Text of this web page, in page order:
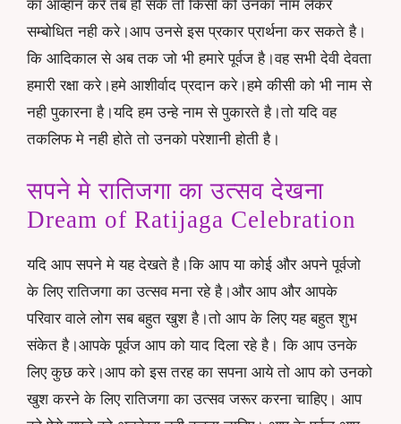
का आव्हान करे तब हो सके तो किसी को उनका नाम लेकर
सम्बोधित नही करे।आप उनसे इस प्रकार प्रार्थना कर सकते है।
कि आदिकाल से अब तक जो भी हमारे पूर्वज है।वह सभी देवी देवता
हमारी रक्षा करे।हमे आशीर्वाद प्रदान करे।हमे कीसी को भी नाम से
नही पुकारना है।यदि हम उन्हे नाम से पुकारते है।तो यदि वह
तकलिफ मे नही होते तो उनको परेशानी होती है।
सपने मे रातिजगा का उत्सव देखना
Dream of Ratijaga Celebration
यदि आप सपने मे यह देखते है।कि आप या कोई और अपने पूर्वजो
के लिए रातिजगा का उत्सव मना रहे है।और आप और आपके
परिवार वाले लोग सब बहुत खुश है।तो आप के लिए यह बहुत शुभ
संकेत है।आपके पूर्वज आप को याद दिला रहे है। कि आप उनके
लिए कुछ करे।आप को इस तरह का सपना आये तो आप को उनको
खुश करने के लिए रातिजगा का उत्सव जरूर करना चाहिए। आप